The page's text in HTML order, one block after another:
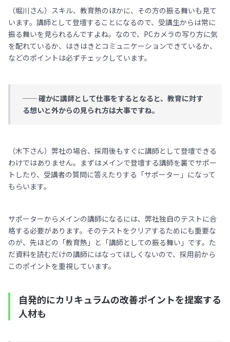
（堀川さん）スキル、教育熱のほかに、その方の振る舞いも見て
います。講師として登壇することになるので、受講生からは常に
振る舞いを見られるんですよね。なので、PCカメラの写り方に気
を配れているか、はきはきとコミュニケーションできているか、
などのポイントは必ずチェックしています。
── 確かに講師として仕事をするとなると、教育に対す
る想いと外からの見られ方は大事ですね。
（木下さん）弊社の場合、採用後もすぐに講師として登壇できる
わけではありません。まずはメインで登壇する講師を裏でサポー
トしたり、受講者の質問に答えたりする「サポーター」になって
もらいます。
サポーターからメインの講師になるには、弊社独自のテストに合
格する必要があります。そのテストをクリアするためにも重要な
のが、先ほどの「教育熱」と「講師としての振る舞い」です。た
だ資料を読むだけの講師にはなってほしくないので、採用前から
このポイントを重視しています。
自発的にカリキュラムの改善ポイントを提案する
人材も